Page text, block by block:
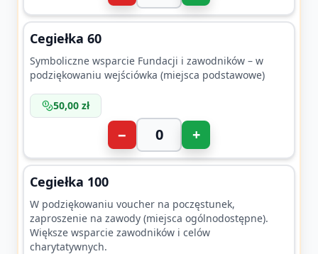
Cegiełka 60
Symboliczne wsparcie Fundacji i zawodników – w
podziękowaniu wejściówka (miejsca podstawowe)
50,00 zł
− +
Cegiełka 100
W podziękowaniu voucher na poczęstunek,
zaproszenie na zawody (miejsca ogólnodostępne).
Większe wsparcie zawodników i celów
charytatywnych.